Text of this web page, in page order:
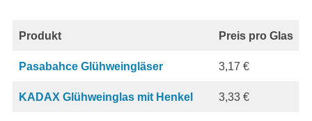
Produkt Preis pro Glas
Pasabahce Glühweingläser 3,17 €
KADAX Glühweinglas mit Henkel 3,33 €